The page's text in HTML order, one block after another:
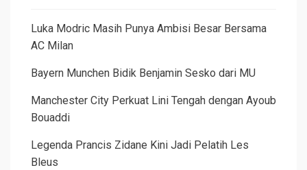
Luka Modric Masih Punya Ambisi Besar Bersama
AC Milan
Bayern Munchen Bidik Benjamin Sesko dari MU
Manchester City Perkuat Lini Tengah dengan Ayoub
Bouaddi
Legenda Prancis Zidane Kini Jadi Pelatih Les
Bleus